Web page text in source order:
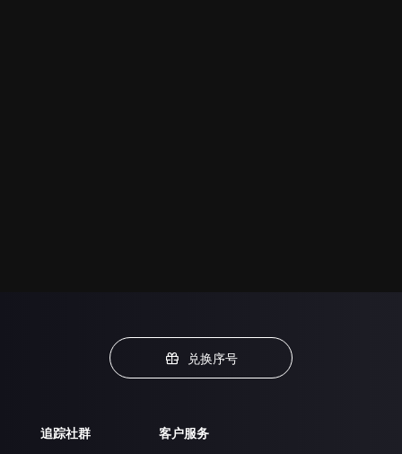
兑换序号
追踪社群 客户服务